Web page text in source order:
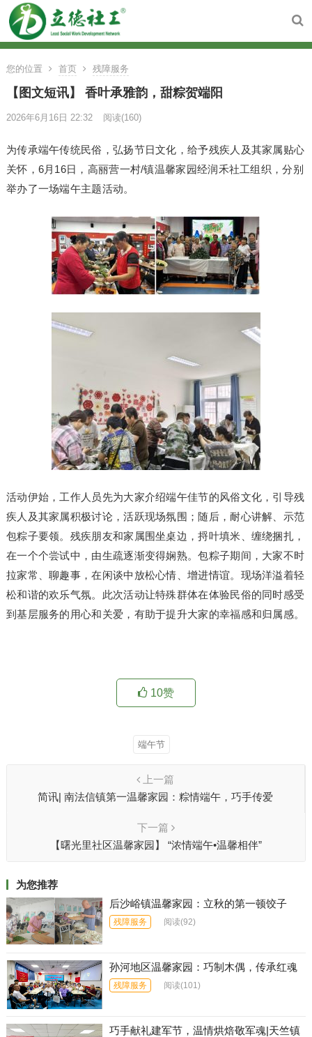
您的位置 首页 残障服务
【图文短讯】 香叶承雅韵，甜粽贺端阳
2026年6月16日 22:32 阅读(160)
为传承端午传统民俗，弘扬节日文化，给予残疾人及其家属贴心
关怀，6月16日，高丽营一村/镇温馨家园经润禾社工组织，分别
举办了一场端午主题活动。
活动伊始，工作人员先为大家介绍端午佳节的风俗文化，引导残
疾人及其家属积极讨论，活跃现场氛围；随后，耐心讲解、示范
包粽子要领。残疾朋友和家属围坐桌边，捋叶填米、缠绕捆扎，
在一个个尝试中，由生疏逐渐变得娴熟。包粽子期间，大家不时
拉家常、聊趣事，在闲谈中放松心情、增进情谊。现场洋溢着轻
松和谐的欢乐气氛。此次活动让特殊群体在体验民俗的同时感受
到基层服务的用心和关爱，有助于提升大家的幸福感和归属感。
10赞
端午节
上一篇
简讯| 南法信镇第一温馨家园：粽情端午，巧手传爱
下一篇
【曙光里社区温馨家园】 “浓情端午•温馨相伴”
为您推荐
后沙峪镇温馨家园：立秋的第一顿饺子
残障服务 阅读(92)
孙河地区温馨家园：巧制木偶，传承红魂
残障服务 阅读(101)
巧手献礼建军节，温情烘焙敬军魂|天竺镇